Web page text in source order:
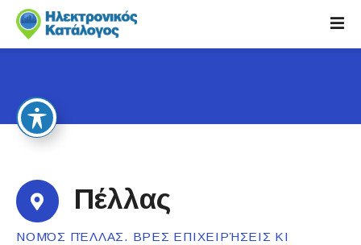
i
c
Πέλλας
ΝΟΜΌΣ ΠΈΛΛΑΣ. ΒΡΕΣ ΕΠΙΧΕΙΡΉΣΕΙΣ ΚΙ